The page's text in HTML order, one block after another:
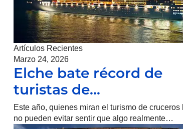
Artículos Recientes
Marzo 24, 2026
Elche bate récord de
turistas de…
Este año, quienes miran el turismo de cruceros
no pueden evitar sentir que algo realmente…